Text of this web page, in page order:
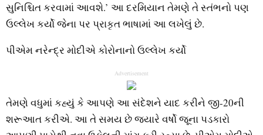
સુનિશ્ચિત કરવામાં આવશે.’ આ દરમિયાન તેમણે તે સ્તંભનો પણ
ઉલ્લેખ કર્યો જેના પર પ્રાકૃત ભાષામાં આ લખેલું છે.
પીએમ નરેન્દ્ર મોદીએ કોરોનાનો ઉલ્લેખ કર્યો
Advertisement
તેમણે વધુમાં કહ્યું કે આપણે આ સંદેશને યાદ કરીને જી-20ની
શરૂઆત કરીએ. આ તે સમય છે જ્યારે વર્ષો જૂના પડકારો